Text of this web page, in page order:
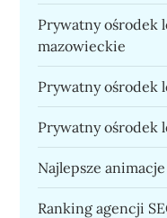
Prywatny ośrodek
mazowieckie
Prywatny ośrodek
Prywatny ośrodek
Najlepsze
Ranking agencji